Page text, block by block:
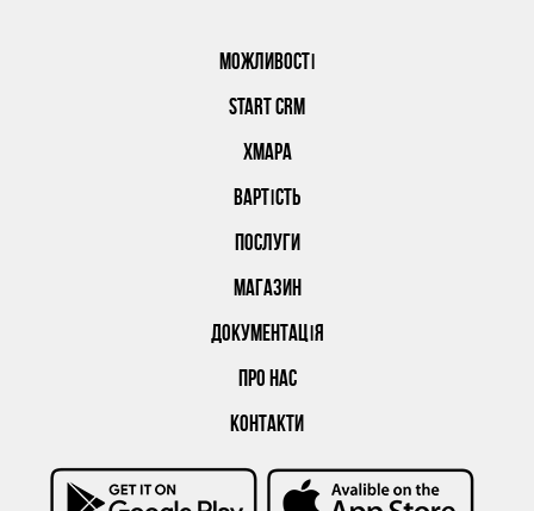
МОЖЛИВОСТІ
START CRM
ХМАРА
ВАРТІСТЬ
ПОСЛУГИ
МАГАЗИН
ДОКУМЕНТАЦІЯ
ПРО НАС
КОНТАКТИ